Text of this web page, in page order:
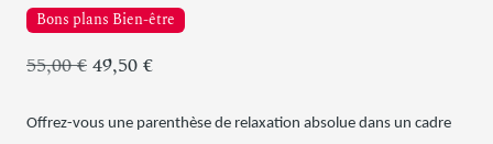
Bons plans Bien-être
55,00 €49,50 €
Offrez-vous une parenthèse de relaxation absolue dans un cadre